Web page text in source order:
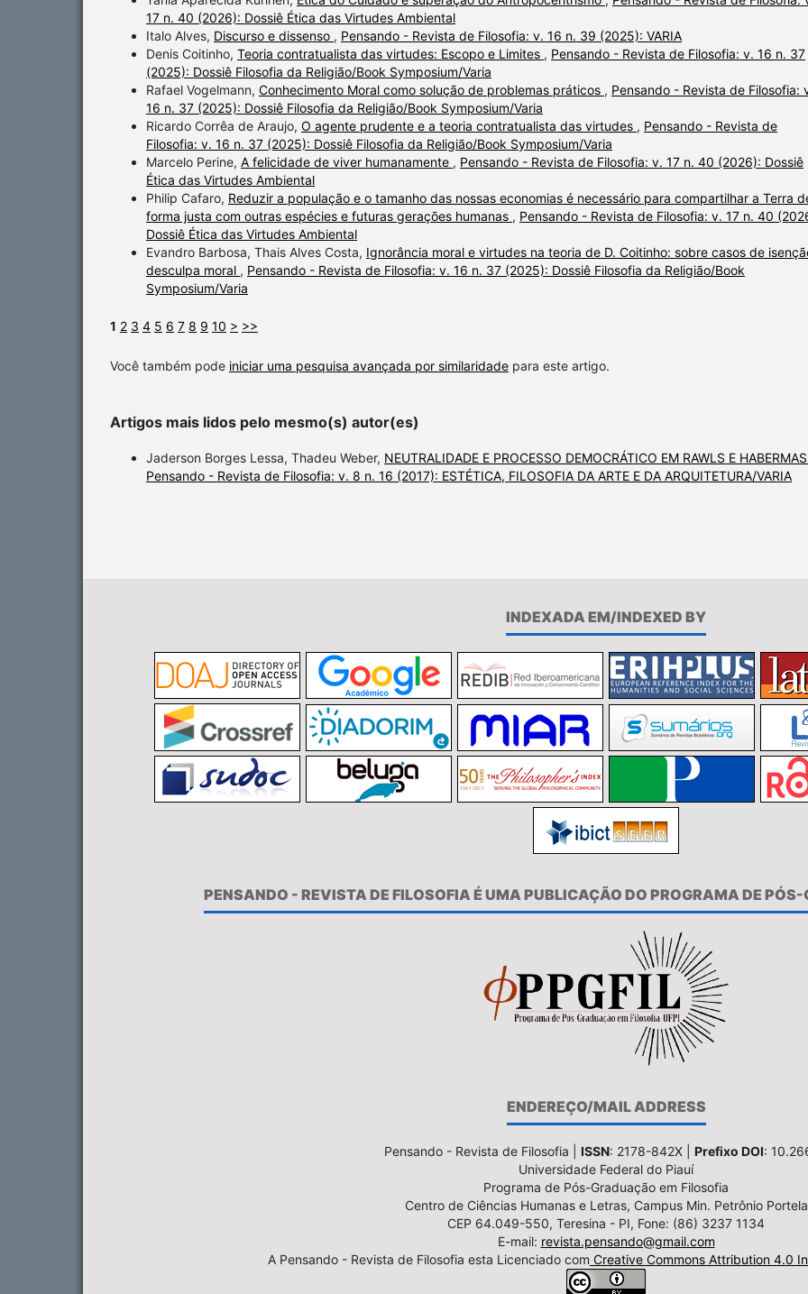
17 n. 40 (2026): Dossiê Ética das Virtudes Ambiental
Italo Alves, Discurso e dissenso , Pensando - Revista de Filosofia: v. 16 n. 39 (2025): VARIA
Denis Coitinho, Teoria contratualista das virtudes: Escopo e Limites , Pensando - Revista de Filosofia: v. 16 n. 37
(2025): Dossiê Filosofia da Religião/Book Symposium/Varia
Rafael Vogelmann, Conhecimento Moral como solução de problemas práticos , Pensando - Revista de Filosofia:
16 n. 37 (2025): Dossiê Filosofia da Religião/Book Symposium/Varia
Ricardo Corrêa de Araujo, O agente prudente e a teoria contratualista das virtudes , Pensando - Revista de
Filosofia: v. 16 n. 37 (2025): Dossiê Filosofia da Religião/Book Symposium/Varia
Marcelo Perine, A felicidade de viver humanamente , Pensando - Revista de Filosofia: v. 17 n. 40 (2026): Dossiê
Ética das Virtudes Ambiental
Philip Cafaro, Reduzir a população e o tamanho das nossas economias é necessário para compartilhar a Terra
forma justa com outras espécies e futuras gerações humanas , Pensando - Revista de Filosofia: v. 17 n. 40
Dossiê Ética das Virtudes Ambiental
Evandro Barbosa, Thais Alves Costa, Ignorância moral e virtudes na teoria de D. Coitinho: sobre casos de
desculpa moral , Pensando - Revista de Filosofia: v. 16 n. 37 (2025): Dossiê Filosofia da Religião/Book
Symposium/Varia
1 2 3 4 5 6 7 8 9 10 > >>
Você também pode iniciar uma pesquisa avançada por similaridade para este artigo.
Artigos mais lidos pelo mesmo(s) autor(es)
Jaderson Borges Lessa, Thadeu Weber, NEUTRALIDADE E PROCESSO DEMOCRÁTICO EM RAWLS E HABERMAS
Pensando - Revista de Filosofia: v. 8 n. 16 (2017): ESTÉTICA, FILOSOFIA DA ARTE E DA ARQUITETURA/VARIA
INDEXADA EM/INDEXED BY
PENSANDO - REVISTA DE FILOSOFIA É UMA PUBLICAÇÃO DO PROGRAMA DE
ENDEREÇO/MAIL ADDRESS
Pensando - Revista de Filosofia | ISSN: 2178-842X | Prefixo DOI:
Universidade Federal do Piauí
Programa de Pós-Graduação em Filosofia
Centro de Ciências Humanas e Letras, Campus Min. Petrônio Portela
CEP 64.049-550, Teresina - PI, Fone: (86) 3237 1134
E-mail: revista.pensando@gmail.com
A Pensando - Revista de Filosofia esta Licenciado com Creative Commons Attribution 4.0